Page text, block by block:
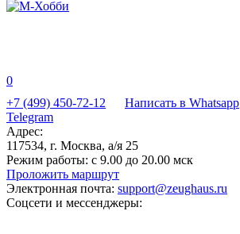
0
+7 (499) 450-72-12
Написать в Whatsapp
Telegram
Адрес:
117534, г. Москва, а/я 25
Режим работы: с 9.00 до 20.00 мск
Проложить маршрут
Электронная почта: support@zeughaus.ru
Соцсети и мессенджеры: